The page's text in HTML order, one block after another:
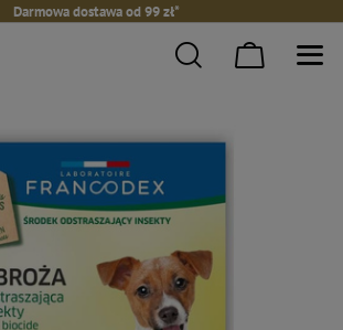
Darmowa dostawa od 99 zł*